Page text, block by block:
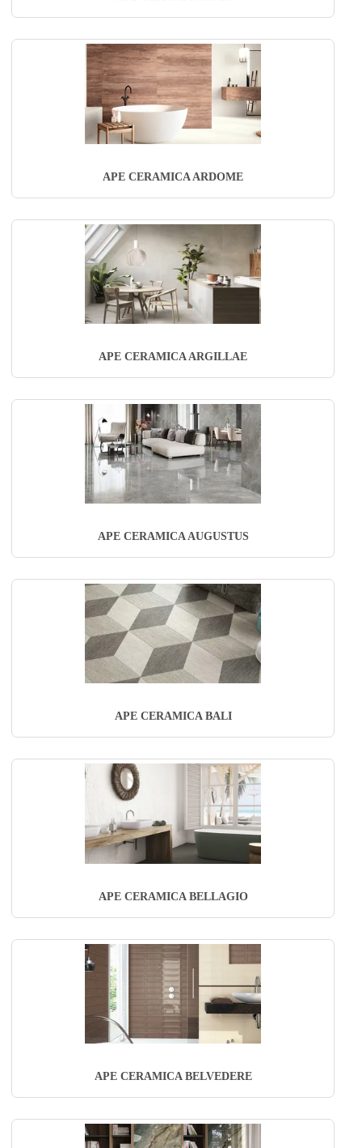
APE CERAMICA ARDOME
APE CERAMICA ARGILLAE
APE CERAMICA AUGUSTUS
APE CERAMICA BALI
APE CERAMICA BELLAGIO
APE CERAMICA BELVEDERE